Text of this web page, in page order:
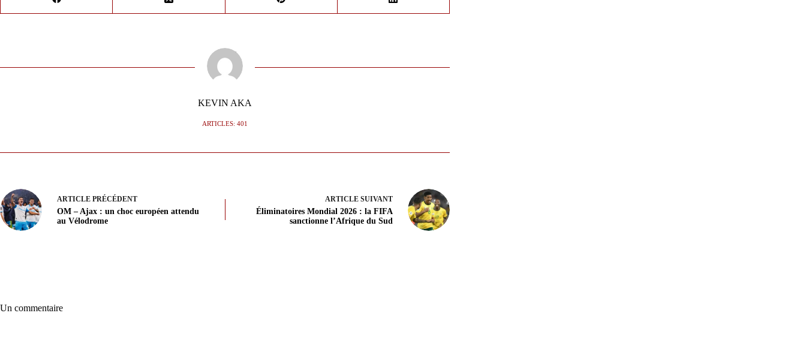
KEVIN AKA
ARTICLES: 401
ARTICLE PRÉCÉDENT
OM – Ajax : un choc européen attendu
au Vélodrome
ARTICLE SUIVANT
Éliminatoires Mondial 2026 : la FIFA
sanctionne l’Afrique du Sud
Un commentaire